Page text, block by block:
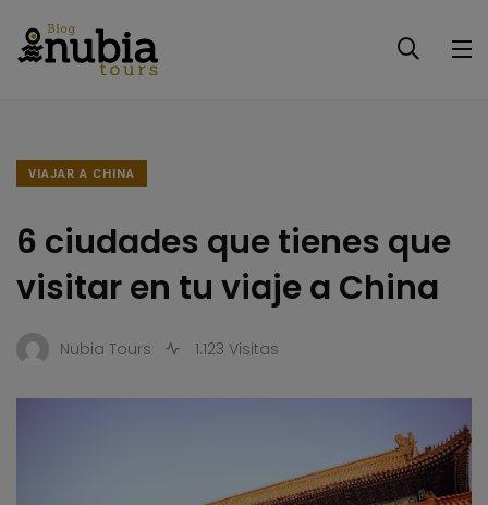
VIAJAR A CHINA
6 ciudades que tienes que
visitar en tu viaje a China
Nubia Tours 1.123 Visitas